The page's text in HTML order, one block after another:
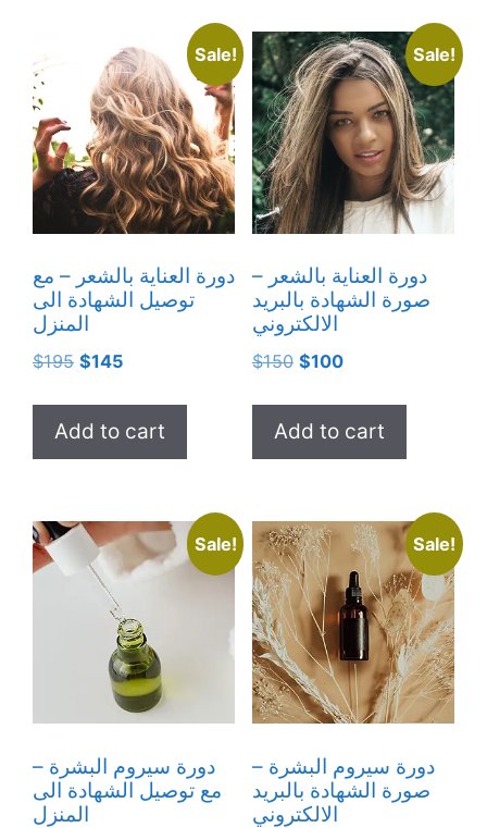
Sale!
دورة العناية بالشعر – مع
توصيل الشهادة الى
المنزل
$195 Original
$195.
$145Current
$145.
Add to cart
Sale!
دورة العناية بالشعر –
صورة الشهادة بالبريد
الالكتروني
$150 Original
$150.
$100Current
$100.
Add to cart
Sale!
دورة سيروم البشرة –
مع توصيل الشهادة الى
المنزل
Sale!
دورة سيروم البشرة –
صورة الشهادة بالبريد
الالكتروني